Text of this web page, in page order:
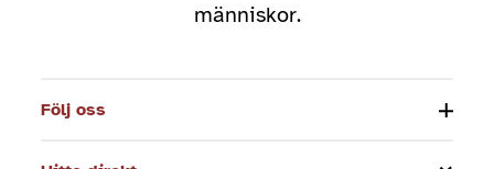
människor.
Följ oss